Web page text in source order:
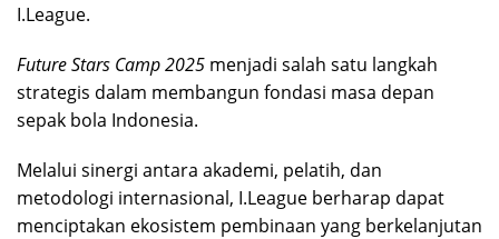
I.League.
Future Stars Camp 2025 menjadi salah satu langkah
strategis dalam membangun fondasi masa depan
sepak bola Indonesia.
Melalui sinergi antara akademi, pelatih, dan
metodologi internasional, I.League berharap dapat
menciptakan ekosistem pembinaan yang berkelanjutan